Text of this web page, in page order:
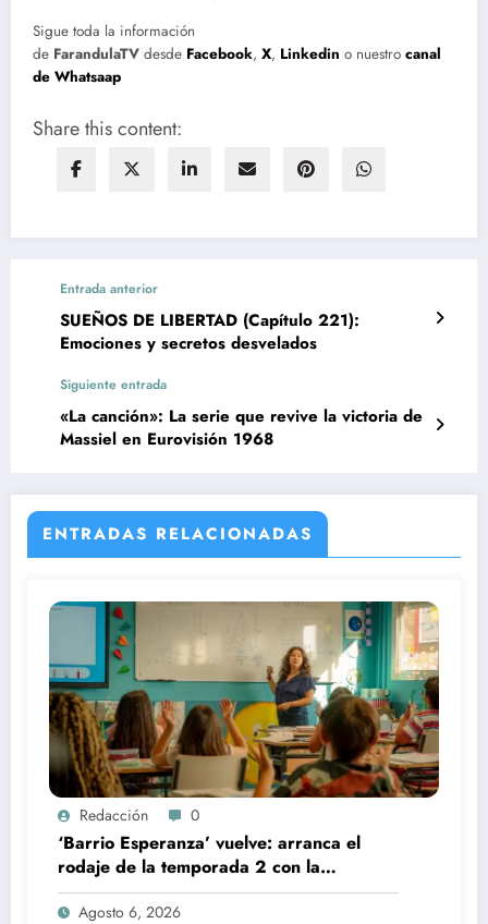
Sigue toda la información
de FarandulaTV desde Facebook, X, Linkedin o nuestro canal
de Whatsaap
Share this content:
Entrada anterior
SUEÑOS DE LIBERTAD (Capítulo 221):
Emociones y secretos desvelados
Siguiente entrada
«La canción»: La serie que revive la victoria de
Massiel en Eurovisión 1968
ENTRADAS RELACIONADAS
Redacción 0
‘Barrio Esperanza’ vuelve: arranca el
rodaje de la temporada 2 con la
incorporación de María Castro
Agosto 6, 2026